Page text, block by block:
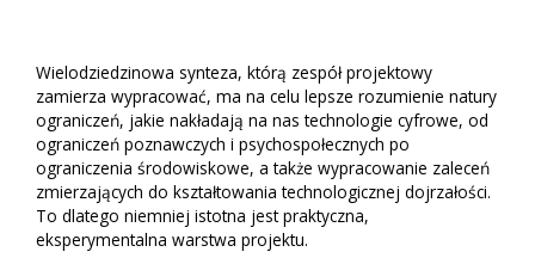
Wielodziedzinowa synteza, którą zespół projektowy
zamierza wypracować, ma na celu lepsze rozumienie natury
ograniczeń, jakie nakładają na nas technologie cyfrowe, od
ograniczeń poznawczych i psychospołecznych po
ograniczenia środowiskowe, a także wypracowanie zaleceń
zmierzających do kształtowania technologicznej dojrzałości.
To dlatego niemniej istotna jest praktyczna,
eksperymentalna warstwa projektu.